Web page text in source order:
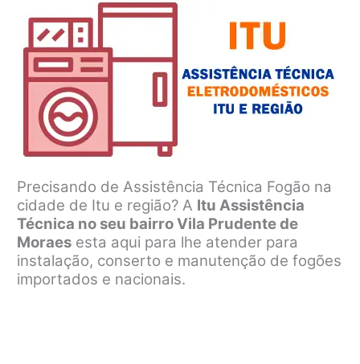
Precisando de Assistência Técnica Fogão na
cidade de Itu e região? A Itu Assistência
Técnica no seu bairro Vila Prudente de
Moraes esta aqui para lhe atender para
instalação, conserto e manutenção de fogões
importados e nacionais.